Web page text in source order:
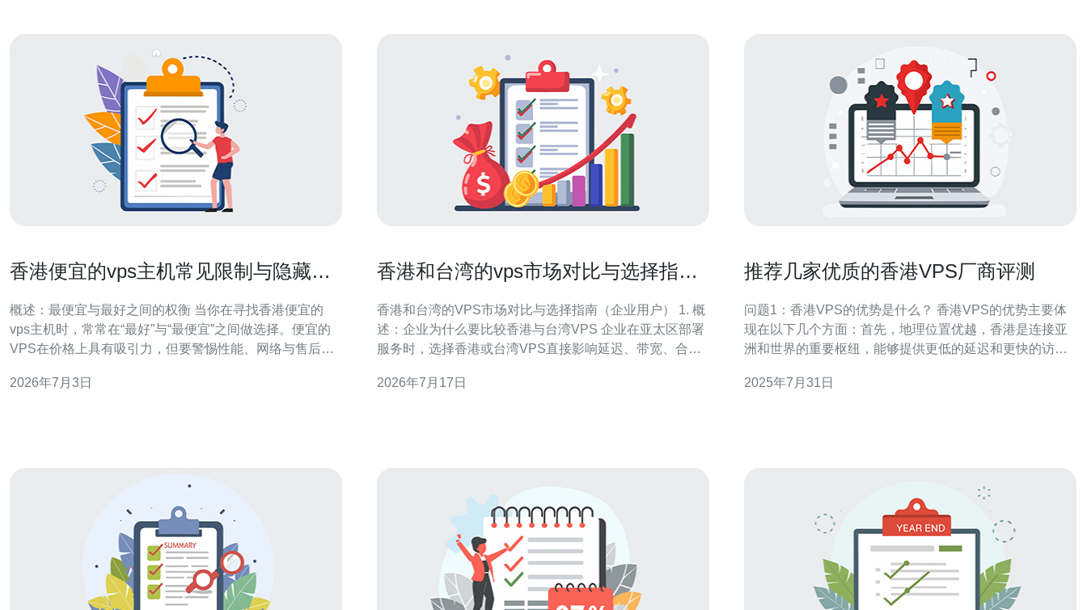
香港便宜的vps主机常见限制与隐藏收
概述：最便宜与最好之间的权衡 当你在寻找香港便宜的
vps主机时，常常在“最好”与“最便宜”之间做选择。便宜的
VPS在价格上具有吸引力，但要警惕性能、网络与售后上
关键对比维度，帮助你在价格与品质间找到最佳平衡。 常
2026年7月3日
香港和台湾的vps市场对比与选择指南
香港和台湾的VPS市场对比与选择指南（企业用户） 1. 概
述：企业为什么要比较香港与台湾VPS 企业在亚太区部署
服务时，选择香港或台湾VPS直接影响延迟、带宽、合规
盖、法律合规、价格、运营商直连、SLA与可用性，为后
2026年7月17日
推荐几家优质的香港VPS厂商评测
问题1：香港VPS的优势是什么？ 香港VPS的优势主要体
现在以下几个方面：首先，地理位置优越，香港是连接亚
洲和世界的重要枢纽，能够提供更低的延迟和更快的访问
和高自由度的业务；最后，香港的法律法规相对宽松，适
2025年7月31日